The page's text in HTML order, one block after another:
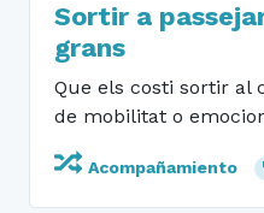
Sortir a
grans
Que els costi sortir al
de mobilitat o
Acompañamiento